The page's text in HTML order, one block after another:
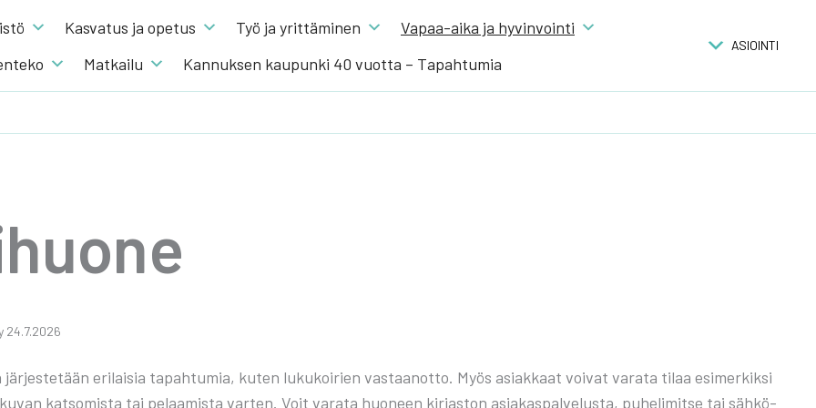
Kas­va­tus ja ope­tus Työ ja yrit­tä­mi­nen
Vapaa-aika ja hyvinvointi
Mat­kai­lu Kannuksen kaupunki 40 vuotta – Tapahtumia
ASIOINTI
24.7.2026
jär­jes­te­tään eri­lai­sia tapah­tu­mia, kuten luku­koi­rien vas­taan­ot­to. Myös asiak­kaat voi­vat vara­ta tilaa esi­mer­kik­si
kat­so­mis­ta tai pelaa­mis­ta var­ten. Voit vara­ta huo­neen kir­jas­ton asia­kas­pal­ve­lus­ta, puhe­li­mit­se tai säh­kö­